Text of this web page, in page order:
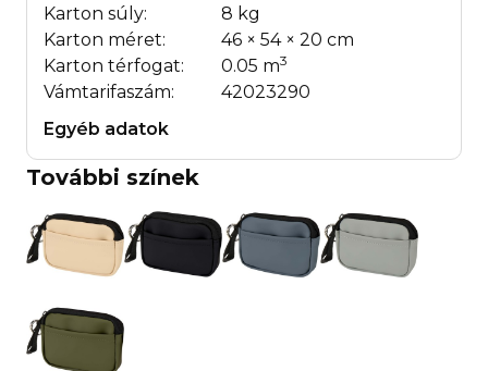
Karton súly:
8 kg
Karton méret:
46 × 54 × 20 cm
Karton térfogat:
0.05 m3
Vámtarifaszám:
42023290
Egyéb adatok
További színek